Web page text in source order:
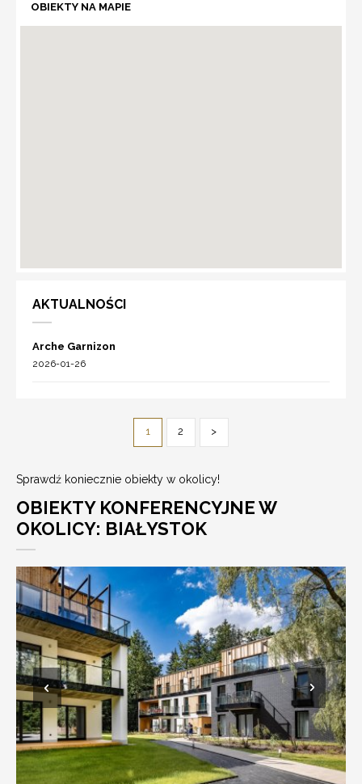
OBIEKTY NA MAPIE
AKTUALNOŚCI
Arche Garnizon
2026-01-26
1 2 >
Sprawdź koniecznie obiekty w okolicy!
OBIEKTY KONFERENCYJNE W
OKOLICY: BIAŁYSTOK